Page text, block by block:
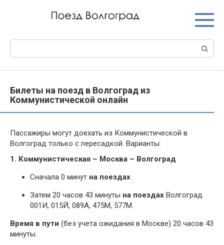
Билеты на поезд в Волгоград из
Коммунистической онлайн
Пассажиры могут доехать из Коммунистической в
Волгоград только с пересадкой. Варианты:
1. Коммунистическая – Москва – Волгоград
Сначала 0 минут на поездах .
Затем 20 часов 43 минуты на поездах Волгоград
001И, 015Й, 089А, 475М, 577М.
Время в пути (без учета ожидания в Москве) 20 часов 43
минуты.